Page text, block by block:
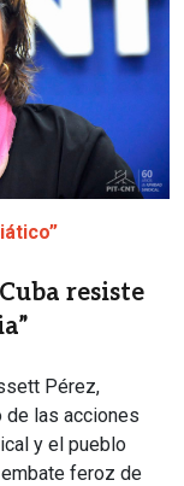
resiste
Pérez,
de las acciones
y el pueblo
feroz de